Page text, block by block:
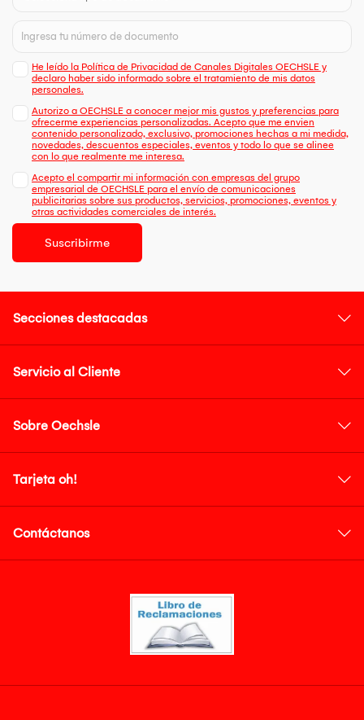
He leído la Política de Privacidad de Canales Digitales OECHSLE y
declaro haber sido informado sobre el tratamiento de mis datos
personales.
Autorizo a OECHSLE a conocer mejor mis gustos y preferencias para
ofrecerme experiencias personalizadas. Acepto que me envien
contenido personalizado, exclusivo, promociones hechas a mi medida,
novedades, descuentos especiales, eventos y todo lo que se alinee
con lo que realmente me interesa.
Acepto el compartir mi información con empresas del grupo
empresarial de OECHSLE para el envío de comunicaciones
publicitarias sobre sus productos, servicios, promociones, eventos y
otras actividades comerciales de interés.
Suscribirme
Secciones destacadas
Servicio al Cliente
Sobre Oechsle
Tarjeta oh!
Contáctanos